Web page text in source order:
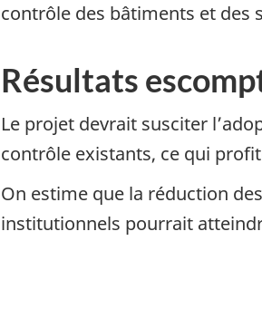
contrôle des bâtiments et des
Résultats
Le projet devrait susciter
contrôle existants, ce qui
On estime que la réduction
institutionnels pourrait